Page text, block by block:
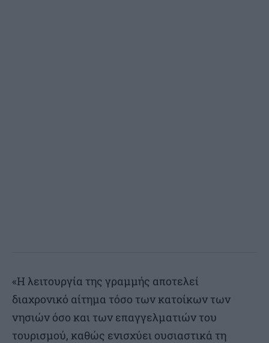
«Η λειτουργία της γραμμής αποτελεί
διαχρονικό αίτημα τόσο των κατοίκων των
νησιών όσο και των επαγγελματιών του
τουρισμού, καθώς ενισχύει ουσιαστικά τη